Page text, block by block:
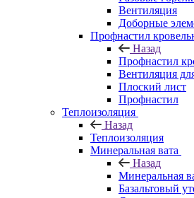
Вентиляция
Доборные
Профнастил
Назад
Профнастил
Вентиляция
Плоский лист
Профнастил
Теплоизоляция
Назад
Теплоизоляция
Минеральная вата
Назад
Минеральная
Базальтовый